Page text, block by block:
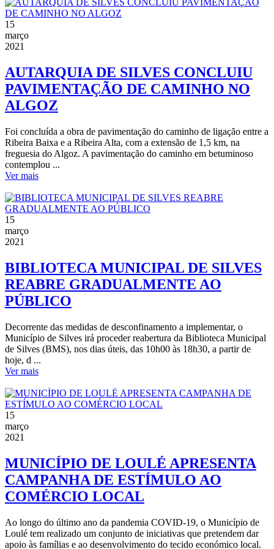
15
março
2021
AUTARQUIA DE SILVES CONCLUIU
PAVIMENTAÇÃO DE CAMINHO NO
ALGOZ
Foi concluída a obra de pavimentação do caminho de ligação entre a
Ribeira Baixa e a Ribeira Alta, com a extensão de 1,5 km, na
freguesia do Algoz. A pavimentação do caminho em betuminoso
contemplou ...
Ver mais
15
março
2021
BIBLIOTECA MUNICIPAL DE SILVES
REABRE GRADUALMENTE AO
PÚBLICO
Decorrente das medidas de desconfinamento a implementar, o
Município de Silves irá proceder reabertura da Biblioteca Municipal
de Silves (BMS), nos dias úteis, das 10h00 às 18h30, a partir de
hoje, d ...
Ver mais
15
março
2021
MUNICÍPIO DE LOULÉ APRESENTA
CAMPANHA DE ESTÍMULO AO
COMÉRCIO LOCAL
Ao longo do último ano da pandemia COVID-19, o Município de
Loulé tem realizado um conjunto de iniciativas que pretendem dar
apoio às famílias e ao desenvolvimento do tecido económico local.